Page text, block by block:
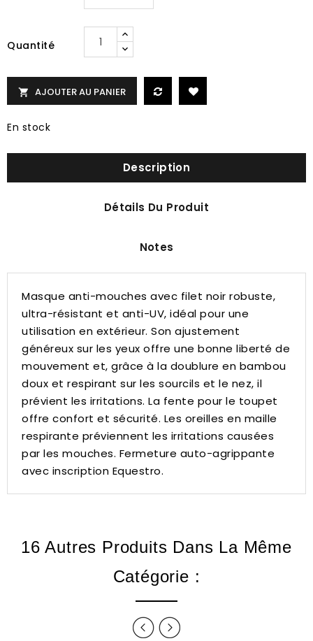
Quantité
 AJOUTER AU PANIER
En stock
Description
Détails Du Produit
Notes
Masque anti-mouches avec filet noir robuste,
ultra-résistant et anti-UV, idéal pour une
utilisation en extérieur. Son ajustement
généreux sur les yeux offre une bonne liberté de
mouvement et, grâce à la doublure en bambou
doux et respirant sur les sourcils et le nez, il
prévient les irritations. La fente pour le toupet
offre confort et sécurité. Les oreilles en maille
respirante préviennent les irritations causées
par les mouches. Fermeture auto-agrippante
avec inscription Equestro.
16 Autres Produits Dans La Même
Catégorie :